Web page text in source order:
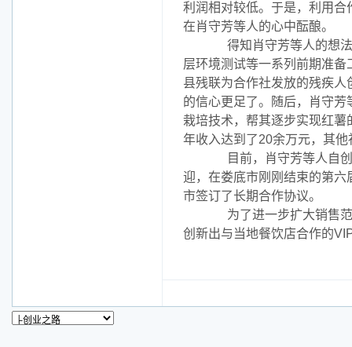
利润相对较低。于是，利用
在肖守芳等人的心中酝酿。
得知肖守芳等人的想法
层环境测试等一系列前期准
县残联为合作社发放的残疾
的信心更足了。随后，肖守
栽培技术，帮其逐步实现红
年收入达到了20余万元，其
目前，肖守芳等人自创
迎，在娄底市刚刚结束的第六
市签订了长期合作协议。
为了进一步扩大销售范
创新出与当地餐饮店合作的